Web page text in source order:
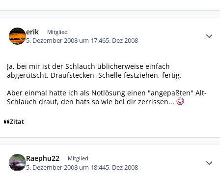
erik Mitglied
5. Dezember 2008 um 17:465. Dez 2008
Ja, bei mir ist der Schlauch üblicherweise einfach
abgerutscht. Draufstecken, Schelle festziehen, fertig.
Aber einmal hatte ich als Notlösung einen "angepaßten" Alt-
Schlauch drauf, den hats so wie bei dir zerrissen...
Zitat
Raephu22 Mitglied
5. Dezember 2008 um 18:445. Dez 2008